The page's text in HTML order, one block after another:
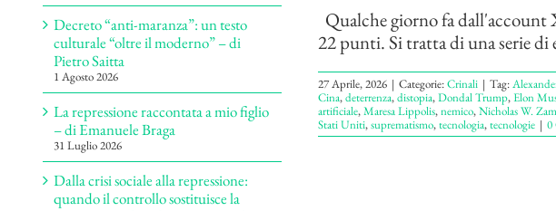
Qualche giorno fa
22 punti. Si tratta di una serie
27 Aprile, 2026 | Categorie:Crinali | Tag:
Cina,deterrenza,distopia,Dondal Trump,Elon
artificiale,Maresa Lippolis,nemico,Nicholas W.
Stati Uniti,suprematismo,tecnologia,tecnologie | 0
Decreto “anti-maranza”: un testo
culturale “oltre il moderno” – di
Pietro Saitta
1 Agosto 2026
La repressione raccontata a mio figlio
– di Emanuele Braga
31 Luglio 2026
Dalla crisi sociale alla repressione:
quando il controllo sostituisce la